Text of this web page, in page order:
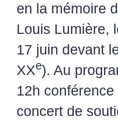
en la mémoire
Louis Lumière,
17 juin devant
XXe). Au
12h
concert de